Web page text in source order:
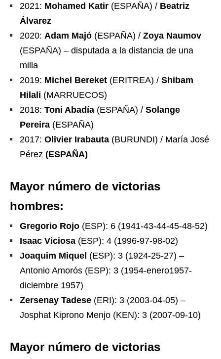
2021: Mohamed Katir (ESPAÑA) / Beatriz
Álvarez
2020: Adam Majó (ESPAÑA) / Zoya Naumov
(ESPAÑA) – disputada a la distancia de una
milla
2019: Michel Bereket (ERITREA) / Shibam
Hilali (MARRUECOS)
2018: Toni Abadía (ESPAÑA) / Solange
Pereira (ESPAÑA)
2017: Olivier Irabauta (BURUNDI) / María José
Pérez (ESPAÑA)
Mayor número de victorias
hombres:
Gregorio Rojo (ESP): 6 (1941-43-44-45-48-52)
Isaac Viciosa (ESP): 4 (1996-97-98-02)
Joaquim Miquel (ESP): 3 (1924-25-27) –
Antonio Amorós (ESP): 3 (1954-enero1957-
diciembre 1957)
Zersenay Tadese (ERI): 3 (2003-04-05) –
Josphat Kiprono Menjo (KEN): 3 (2007-09-10)
Mayor número de victorias